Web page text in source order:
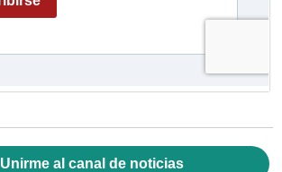
Unirme al canal de noticias